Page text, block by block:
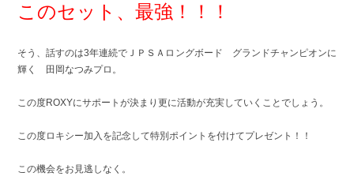
このセット、最強！！！
そう、話すのは3年連続でＪＰＳＡロングボード グランドチャンピオンに
輝く 田岡なつみプロ。
この度ROXYにサポートが決まり更に活動が充実していくことでしょう。
この度ロキシー加入を記念して特別ポイントを付けてプレゼント！！
この機会をお見逃しなく。